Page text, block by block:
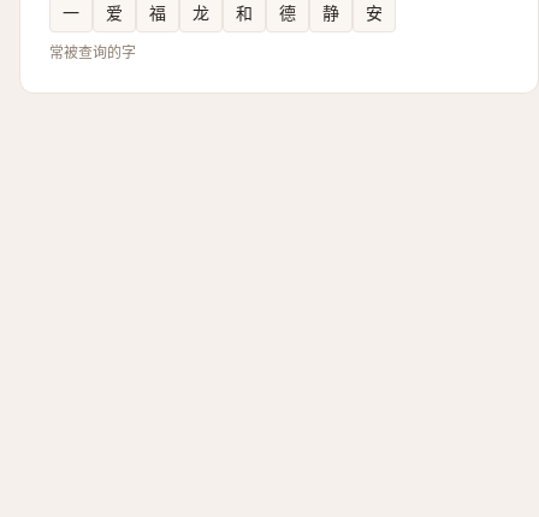
一 爱 福 龙 和 德 静 安
常被查询的字